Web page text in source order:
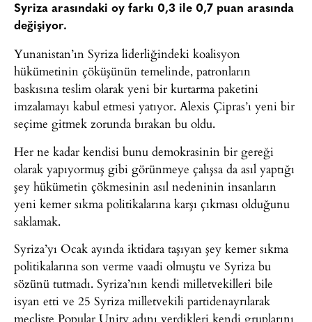
Syriza arasındaki oy farkı 0,3 ile 0,7 puan arasında
değişiyor.
Yunanistan’ın Syriza liderliğindeki koalisyon
hükümetinin çöküşünün temelinde, patronların
baskısına teslim olarak yeni bir kurtarma paketini
imzalamayı kabul etmesi yatıyor. Alexis Çipras’ı yeni bir
seçime gitmek zorunda bırakan bu oldu.
Her ne kadar kendisi bunu demokrasinin bir gereği
olarak yapıyormuş gibi görünmeye çalışsa da asıl yaptığı
şey hükümetin çökmesinin asıl nedeninin insanların
yeni kemer sıkma politikalarına karşı çıkması olduğunu
saklamak.
Syriza’yı Ocak ayında iktidara taşıyan şey kemer sıkma
politikalarına son verme vaadi olmuştu ve Syriza bu
sözünü tutmadı. Syriza’nın kendi milletvekilleri bile
isyan etti ve 25 Syriza milletvekili partidenayrılarak
mecliste Popular Unity adını verdikleri kendi gruplarını